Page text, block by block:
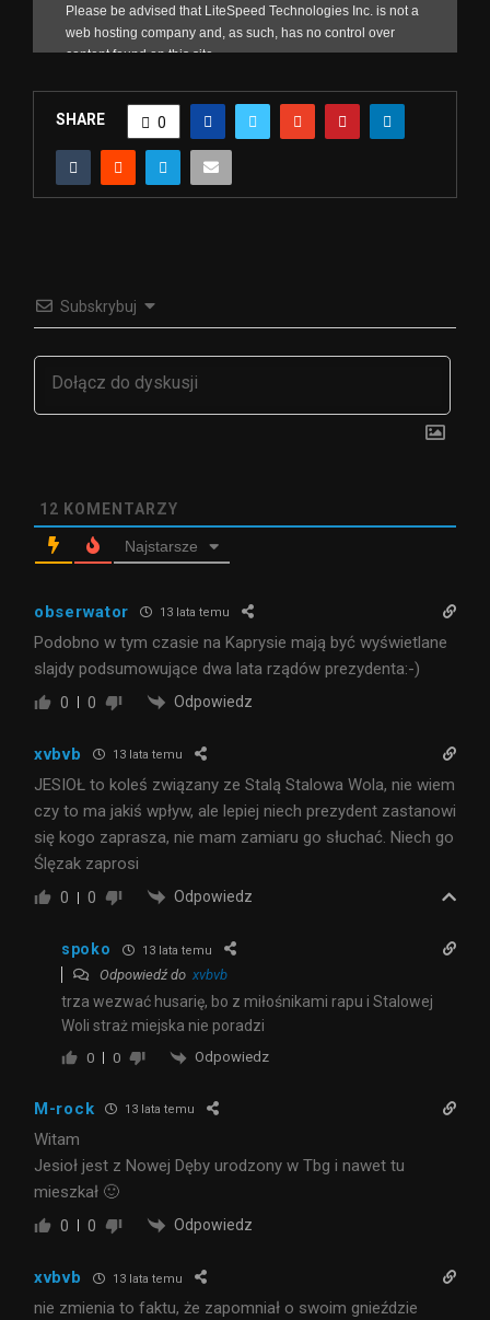
SHARE 0
Subskrybuj
12 KOMENTARZY
Najstarsze
obserwator 13 lata temu
Podobno w tym czasie na Kaprysie mają być wyświetlane
slajdy podsumowujące dwa lata rządów prezydenta:-)
0 0 Odpowiedz
xvbvb 13 lata temu
JESIOŁ to koleś związany ze Stalą Stalowa Wola, nie wiem
czy to ma jakiś wpływ, ale lepiej niech prezydent zastanowi
się kogo zaprasza, nie mam zamiaru go słuchać. Niech go
Ślęzak zaprosi
0 0 Odpowiedz
spoko 13 lata temu
Odpowiedź do xvbvb
trza wezwać husarię, bo z miłośnikami rapu i Stalowej
Woli straż miejska nie poradzi
0 0 Odpowiedz
M-rock 13 lata temu
Witam
Jesioł jest z Nowej Dęby urodzony w Tbg i nawet tu
mieszkał 🙂
0 0 Odpowiedz
xvbvb 13 lata temu
nie zmienia to faktu, że zapomniał o swoim gnieździe